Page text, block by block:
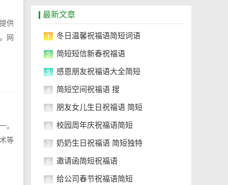
供
网
。
等
最新文章
1 冬日温馨祝福语简短词语
2 简短短信新春祝福语
3 感恩朋友祝福语大全简短
4 简短空间祝福语 搜
5 朋友女儿生日祝福语 简短
6 校园周年庆祝福语简短
7 奶奶生日祝福语 简短独特
8 邀请函简短祝福语
9 给公司春节祝福语简短